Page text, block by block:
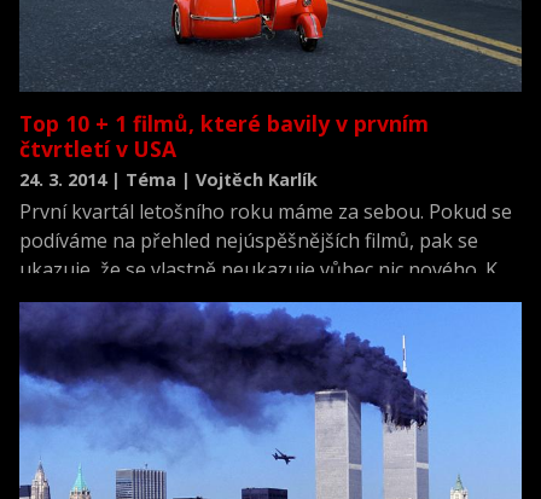
Top 10 + 1 filmů, které bavily v prvním
čtvrtletí v USA
24. 3. 2014 | Téma | Vojtěch Karlík
První kvartál letošního roku máme za sebou. Pokud se
podíváme na přehled nejúspěšnějších filmů, pak se
ukazuje, že se vlastně neukazuje vůbec nic nového. K
žádném překvapení nedošlo a filmové trháky, o nichž
jsme dopředu tušili, že jimi mají být, se vydrápaly do
čela žebříčků. Naopak je asi dost filmů, od nichž
producenti rozhodně čekali mnohem víc.